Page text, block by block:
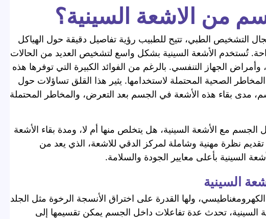
من الاشعة السينية؟
التشخيص الطبي، تتيح للطبيب رؤية تفاصيل دقيقة حول الهياكل
تُستخدم الأشعة السينية بشكل واسع لتشخيص العديد من الحالات
وأمراض الجهاز التنفسي. بالرغم من الفوائد الكبيرة التي توفرها هذه
المخاطر الصحية المحتملة لاستخدامها. يثير هذا القلق تساؤلات حول
مدى بقاء هذه الأشعة في الجسم بعد التعرض، والمخاطر المحتملة
مع الأشعة السينية، هل يتخلص منها أم لا، ومدة بقاء الأشعة
نظرة مهنية وشاملة لمركز الدقي للاشعة، الذي يعد من
السينية بأعلى معايير الجودة والسلامة.
السينية
ولها القدرة على اختراق الأنسجة الرخوة مثل الجلد
تحدث عدة تفاعلات داخل الجسم يمكن تقسيمها إلى